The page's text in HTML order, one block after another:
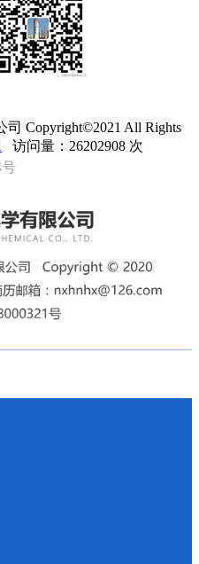
Copyright©2021 All Rights
访问量：26202908 次
号